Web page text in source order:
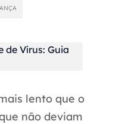
lento que o
não deviam